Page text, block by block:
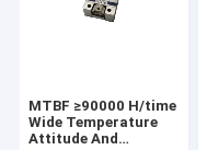
MTBF ≥90000 H/time
Wide Temperature
Attitude And